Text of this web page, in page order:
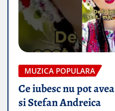
MUZICA POPULARA
Ce iubesc nu pot avea
si Stefan Andreica